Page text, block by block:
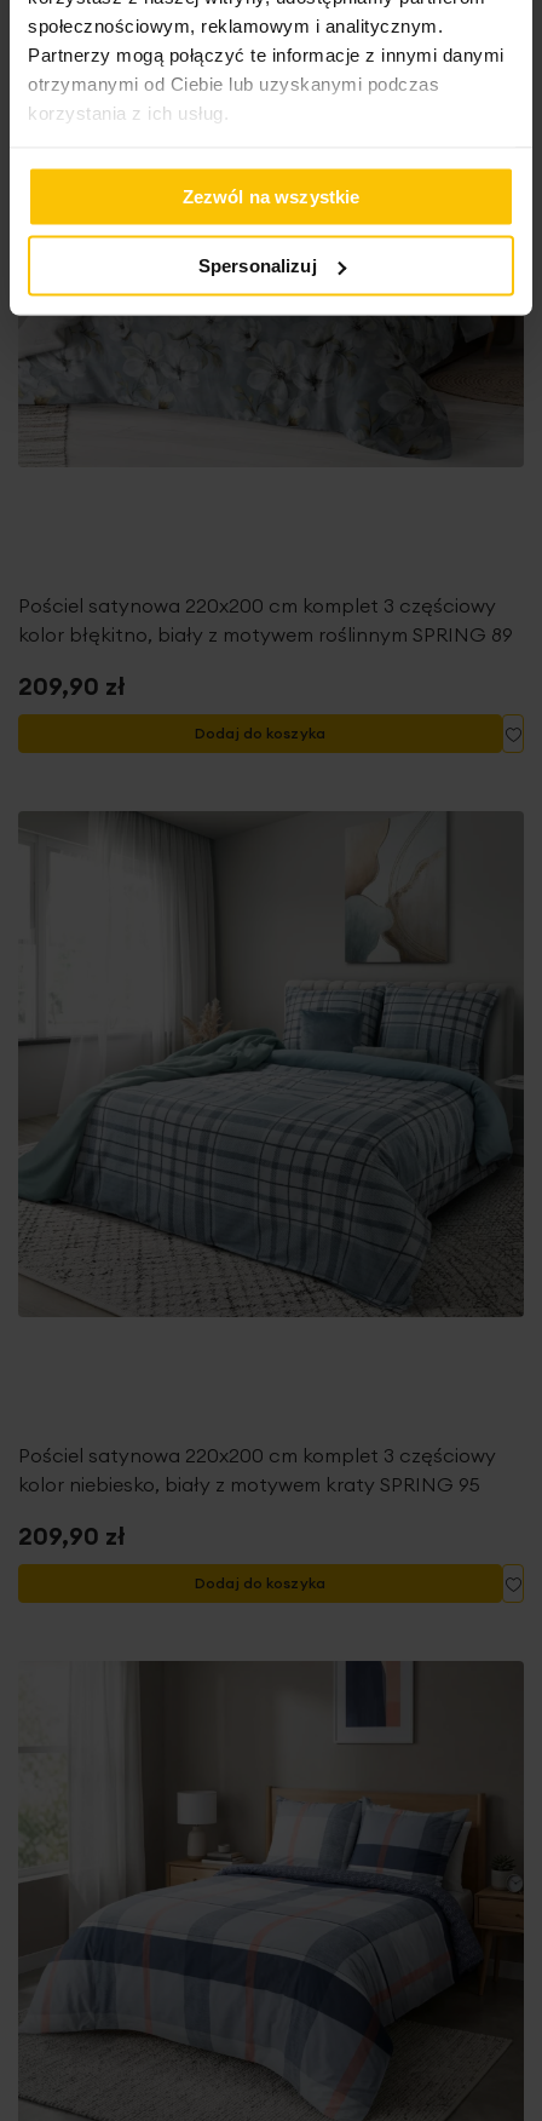
społecznościowym, reklamowym i analitycznym.
Partnerzy mogą połączyć te informacje z innymi danymi
otrzymanymi od Ciebie lub uzyskanymi podczas
korzystania z ich usług.
Zezwól na wszystkie
Spersonalizuj
Pościel satynowa 220x200 cm komplet 3 częściowy
kolor błękitno, biały z motywem roślinnym SPRING 89
209,90 zł
Dodaj do koszyka
Pościel satynowa 220x200 cm komplet 3 częściowy
kolor niebiesko, biały z motywem kraty SPRING 95
209,90 zł
Dodaj do koszyka